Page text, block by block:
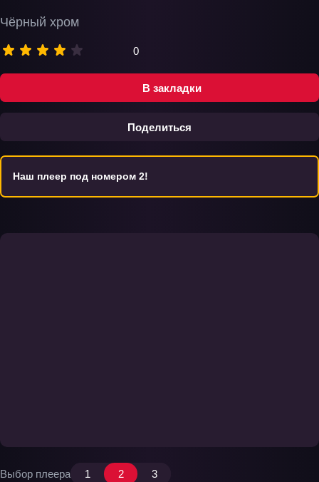
В закладки
Поделиться
Чёрный хром
0
Наш плеер под номером 2!
Выбор плеера 1 2 3